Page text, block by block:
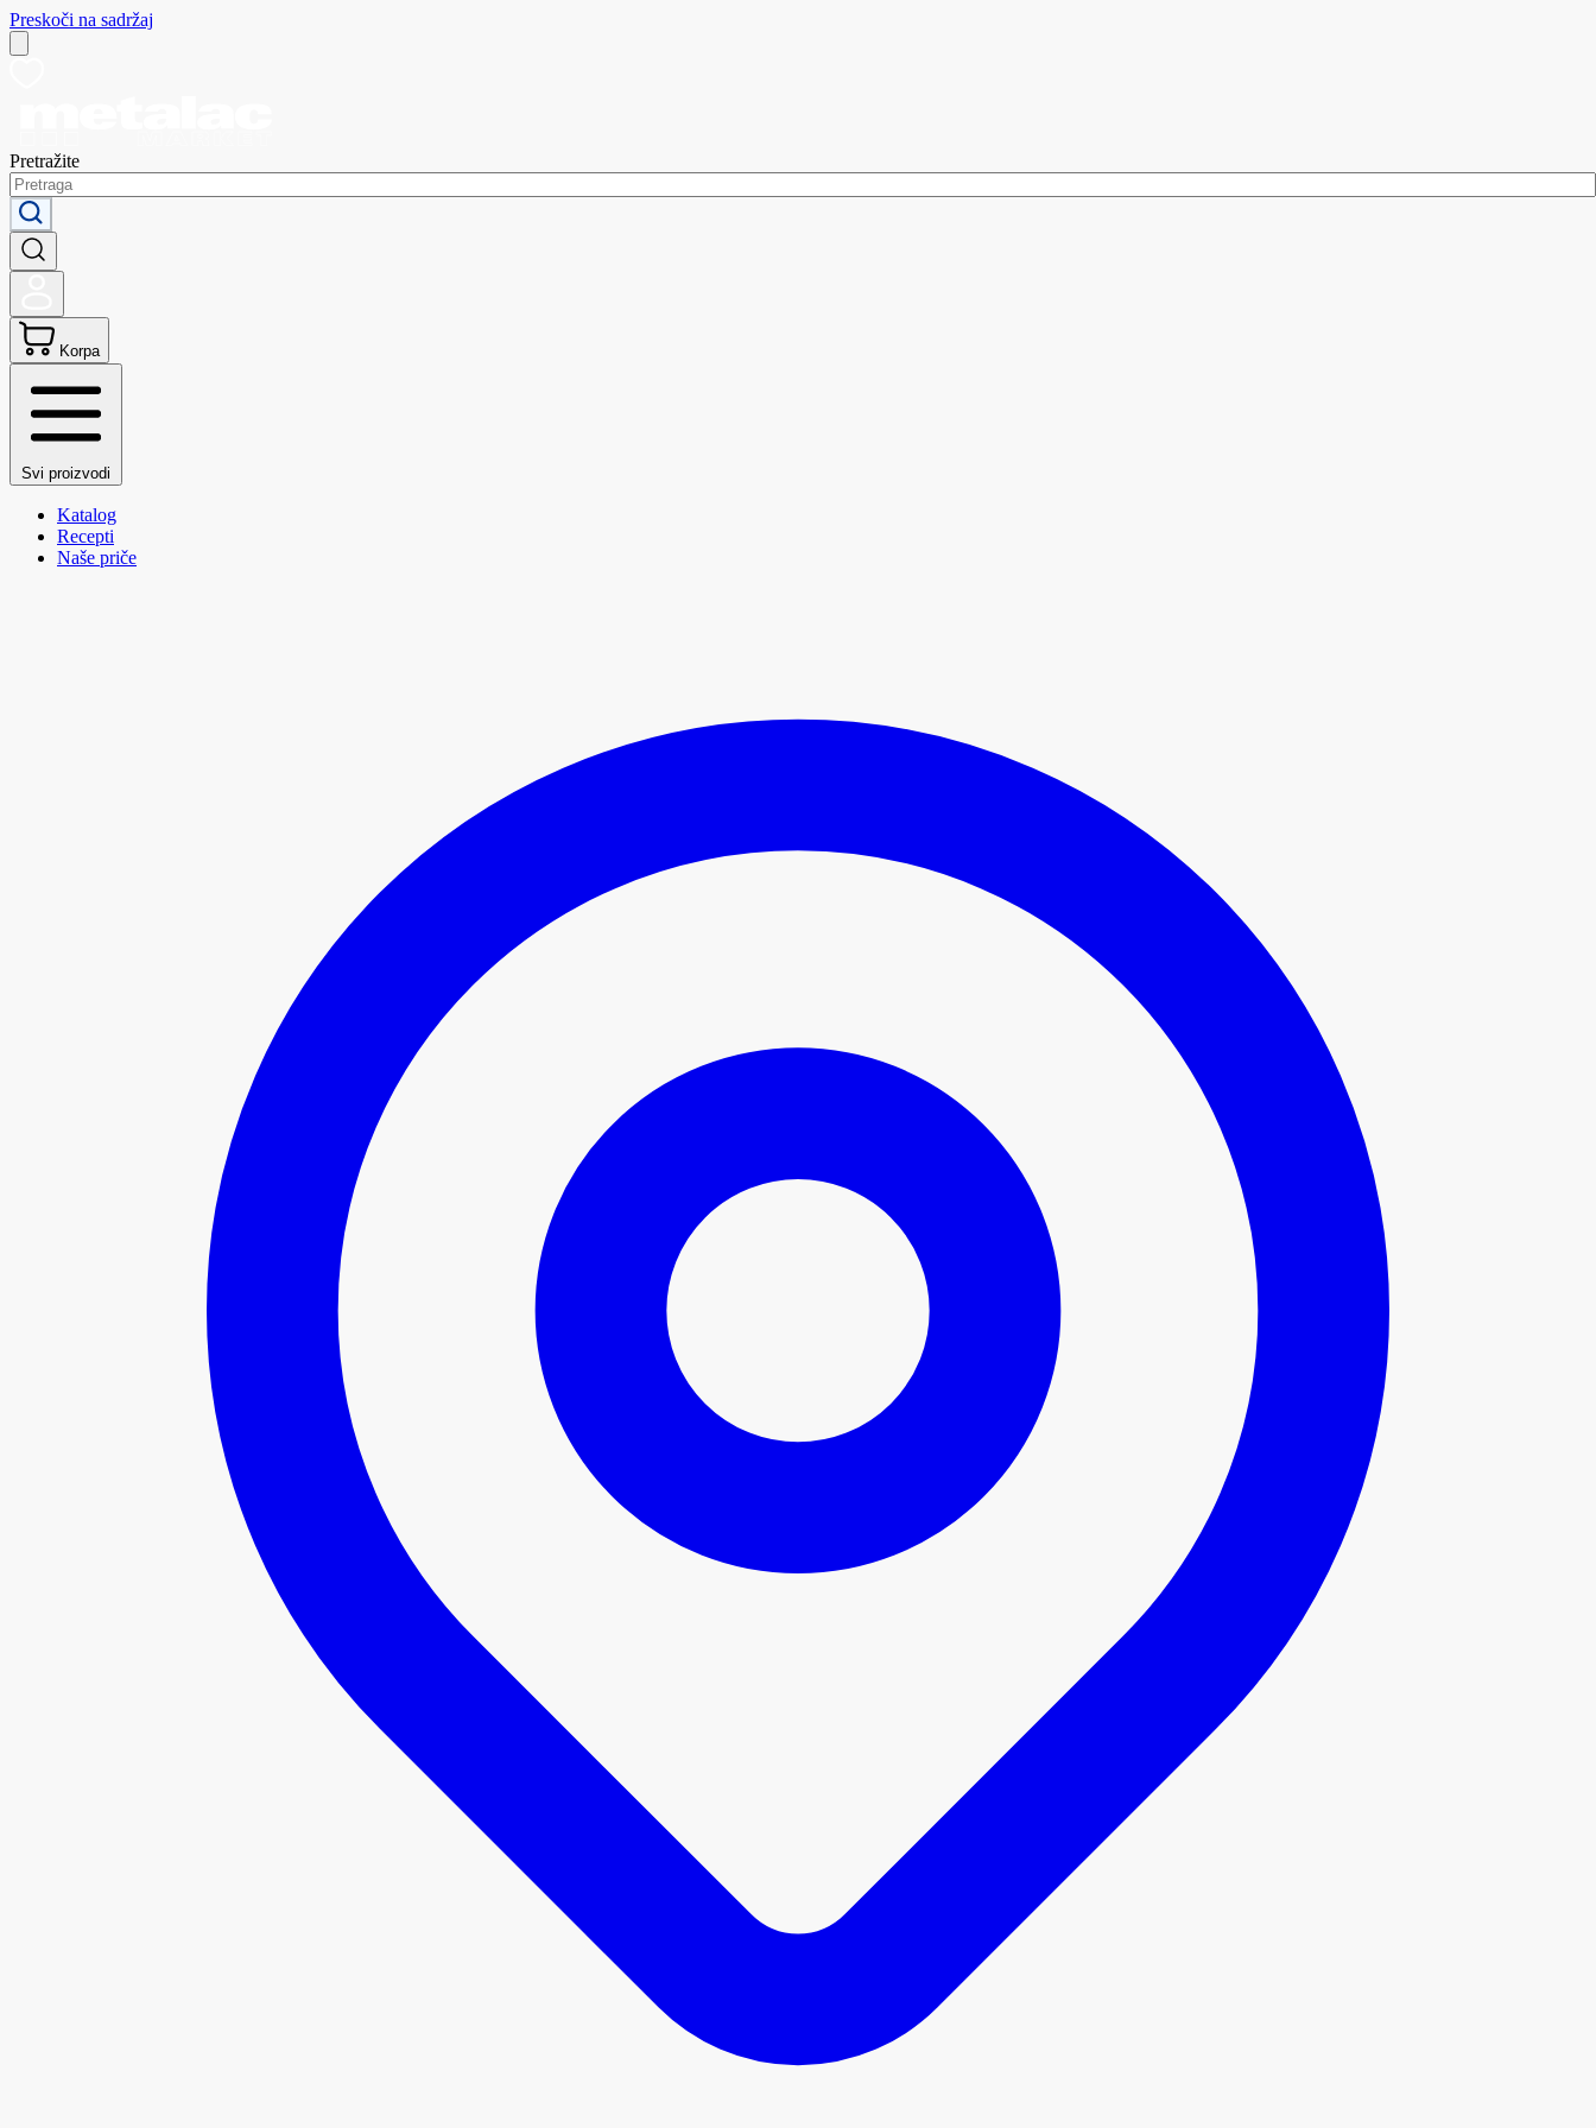
Preskoči na sadržaj
Pretražite
Korpa
Svi proizvodi
Katalog
Recepti
Naše priče